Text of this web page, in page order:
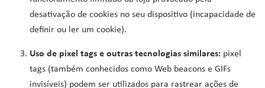
desativação de cookies no seu dispositivo (incapacidade de
definir ou ler um cookie).
Uso de pixel tags e outras tecnologias similares: pixel
tags (também conhecidos como Web beacons e GIFs
invisíveis) podem ser utilizados para rastrear ações de